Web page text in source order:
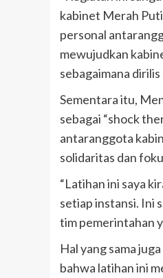
kabinet Merah
personal
mewujudkan
sebagaimana
Sementara itu,
sebagai “shock
antaranggota
solidaritas dan
“Latihan ini saya
setiap instansi. Ini
tim pemerintahan
Hal yang sama
bahwa latihan ini